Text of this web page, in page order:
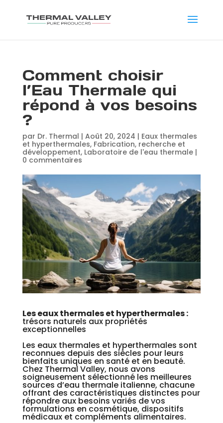
Comment choisir
l’Eau Thermale qui
répond à vos besoins
?
par Dr. Thermal | Août 20, 2024 | Eaux thermales
et hyperthermales, Fabrication, recherche et
développement, Laboratoire de l'eau thermale|
0 commentaires
Les eaux thermales et hyperthermales :
trésors naturels aux propriétés
exceptionnelles
Les eaux thermales et hyperthermales sont
reconnues depuis des siècles pour leurs
bienfaits uniques en santé et en beauté.
Chez Thermal Valley, nous avons
soigneusement sélectionné les meilleures
sources d’eau thermale italienne, chacune
offrant des caractéristiques distinctes pour
répondre aux besoins variés de vos
formulations en cosmétique, dispositifs
médicaux et compléments alimentaires.